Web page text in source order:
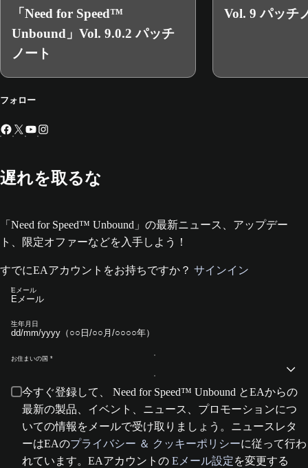
「Need for Speed™
Unbound」Vol. 9.0.2 パッチ
ノート
Vol. 9 パッチ
フォロー
遅れを取るな
「Need for Speed™ Unbound」の最新ニュース、アップデー
ト、限定オファーなどを入手しよう！
すでにEAアカウントをお持ちですか？ サインイン
Eメール
生年月日
お住まいの国
今すぐ登録して、 Need for Speed™ Unbound とEAからの
最新の製品、イベント、ニュース、プロモーションにつ
いての情報をメールで受け取りましょう。ニュースレタ
ーはEAのプライバシー ＆ クッキーポリシーに従って行わ
れています。EAアカウントの Eメール設定を変更する